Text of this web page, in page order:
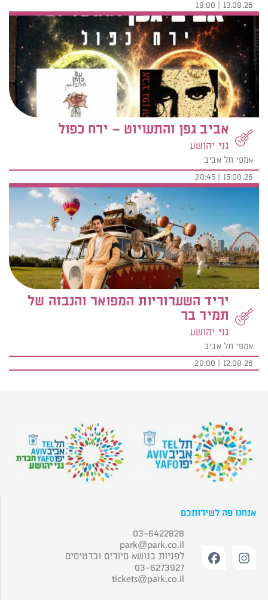
13.08.26 | 19:00
אביב גפן והתעויוט – ירח כפול
גני יהושע
אמפי תל אביב
15.08.26 | 20:45
יריד השערוריות המפואר והנבזה של
תמיר בר
גני יהושע
אמפי תל אביב
12.08.26 | 20:00
אנחנו פה לשירותכם
03-6422828
park@park.co.il
לפניות בנושא סיורים וכרטיסים
03-6273927
tickets@park.co.il